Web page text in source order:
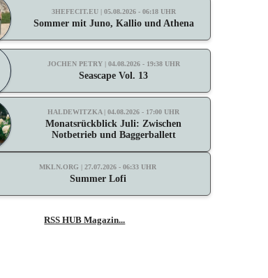
3HEFECIT.EU | 05.08.2026 - 06:18 UHR
Sommer mit Juno, Kallio und Athena
JOCHEN PETRY | 04.08.2026 - 19:38 UHR
Seascape Vol. 13
HALDEWITZKA | 04.08.2026 - 17:00 UHR
Monatsrückblick Juli: Zwischen
Notbetrieb und Baggerballett
MKLN.ORG | 27.07.2026 - 06:33 UHR
Summer Lofi
RSS HUB Magazin...